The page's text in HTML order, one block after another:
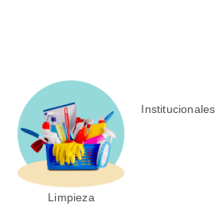
Limpieza
Institucionales